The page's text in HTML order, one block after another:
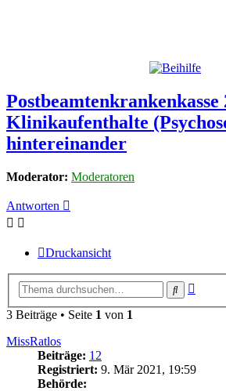
Postbeamtenkrankenkasse
Klinikaufenthalte
hintereinander
Moderator: Moderatoren
Antworten
Druckansicht
Suche
3 Beiträge • Seite 1 von 1
MissRatlos
Beiträge: 12
Registriert: 9. Mär 2021, 19:59
Behörde: